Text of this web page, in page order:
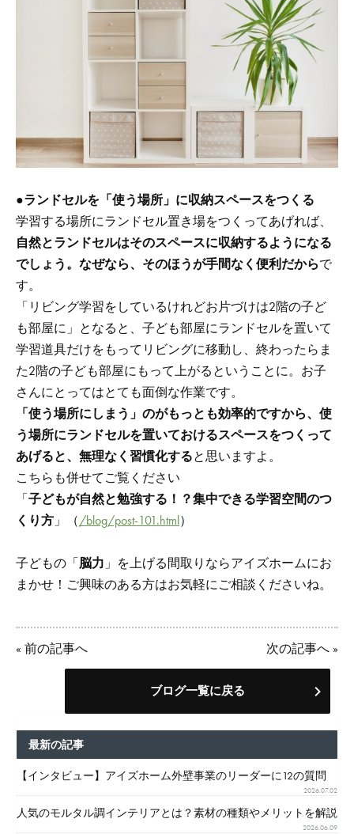
●ランドセルを「使う場所」に収納スペースをつくる
学習する場所にランドセル置き場をつくってあげれば、
自然とランドセルはそのスペースに収納するようになる
でしょう。なぜなら、そのほうが手間なく便利だからで
す。
「リビング学習をしているけれどお片づけは2階の子ど
も部屋に」となると、子ども部屋にランドセルを置いて
学習道具だけをもってリビングに移動し、終わったらま
た2階の子ども部屋にもって上がるということに。お子
さんにとってはとても面倒な作業です。
「使う場所にしまう」のがもっとも効率的ですから、使
う場所にランドセルを置いておけるスペースをつくって
あげると、無理なく習慣化すると思いますよ。
こちらも併せてご覧ください
「 子どもが自然と勉強する！？集中できる学習空間のつ
くり方 」（/blog/post-101.html ）
子どもの「 脳力 」を上げる間取りならアイズホームにお
まかせ！ご興味のある方はお気軽にご相談くださいね。
« 前の記事へ 次の記事へ »
ブログ一覧に戻る
最新の記事
【インタビュー】アイズホーム外壁事業のリーダーに12の質問
2026.07.02
人気のモルタル調インテリアとは？素材の種類やメリットを解説
2026.06.09